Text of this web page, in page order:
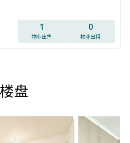
1
物业出售
0
物业出租
盘